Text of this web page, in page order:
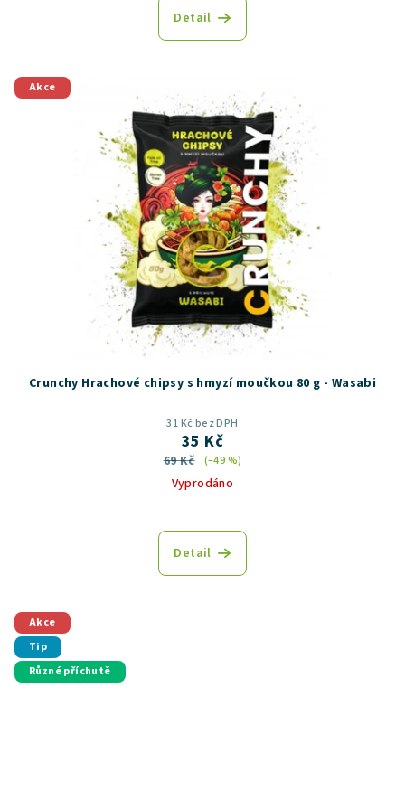
produktu
hvězdiček.
Detail
Akce
Crunchy Hrachové chipsy s hmyzí moučkou 80 g - Wasabi
31 Kč bez DPH
35 Kč
69 Kč (–49 %)
Vyprodáno
Detail
Akce
Tip
Různé příchutě